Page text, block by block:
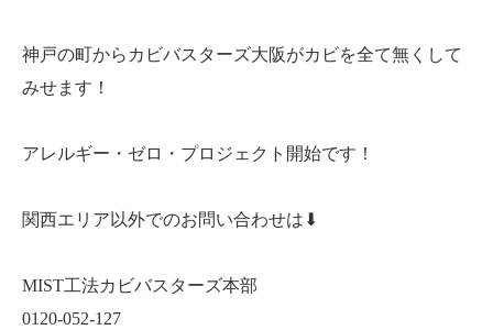
神戸の町からカビバスターズ大阪がカビを全て無くして
みせます！
アレルギー・ゼロ・プロジェクト開始です！
関西エリア以外でのお問い合わせは⬇
MIST工法カビバスターズ本部
0120-052-127